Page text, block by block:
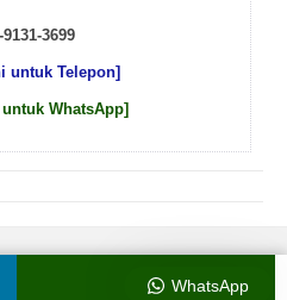
9131-3699
untuk Telepon]
WhatsApp]
WhatsApp